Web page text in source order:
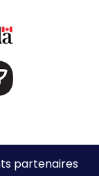
partenaires